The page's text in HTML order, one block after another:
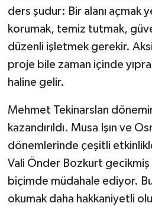
ders şudur: Bir alanı açmak
korumak, temiz tutmak,
düzenli işletmek gerekir.
proje bile zaman içinde
haline gelir.
Mehmet Tekinarslan
kazandırıldı. Musa Işın ve
dönemlerinde çeşitli
Vali Önder Bozkurt
biçimde müdahale ediyor.
okumak daha hakkaniyetli